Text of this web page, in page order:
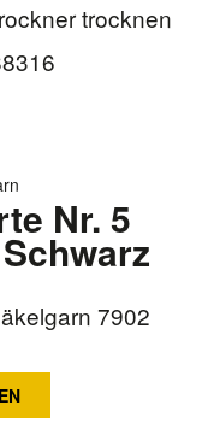
trocknen
Nr. 5